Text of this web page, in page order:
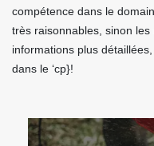
compétence dans le
très raisonnables, sinon
informations plus
dans le ‘cp}!